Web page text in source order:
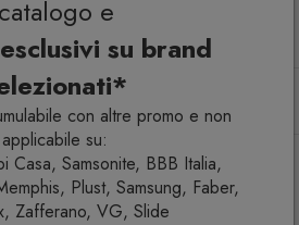
catalogo e
su brand
con altre promo e non
applicabile su:
Casa, Samsonite, BBB Italia,
Plust, Samsung, Faber,
Zafferano, VG, Slide
Lampade da soffitto
4000k Lampada da soffitto